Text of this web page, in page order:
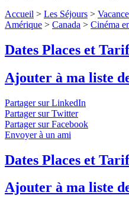
Cinéma en
participatifNiveaux
Vous rêvez de réaliser un
professionnels et avec du
l'équipe de recherche partie «
descriptif détaillé plus bas ↓
Accueil > Les Séjours >
Amérique > Canada > Cinéma
Dates Places et
Ajouter à ma liste
Partager sur LinkedIn
Partager sur Twitter
Partager sur Facebook
Envoyer à un ami
Dates Places et
Ajouter à ma liste